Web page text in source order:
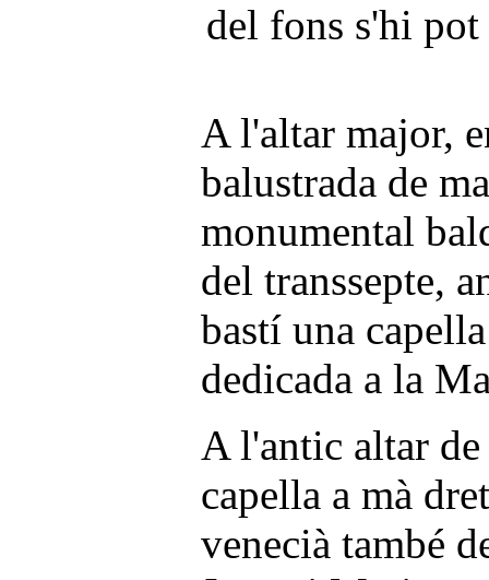
del fons s'hi
A l'altar major,
balustrada de
monumental
del transsepte,
bastí una
dedicada a la
A l'antic altar de
capella a mà
venecià també